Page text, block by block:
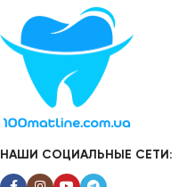
НАШИ СОЦИАЛЬНЫЕ СЕТИ: